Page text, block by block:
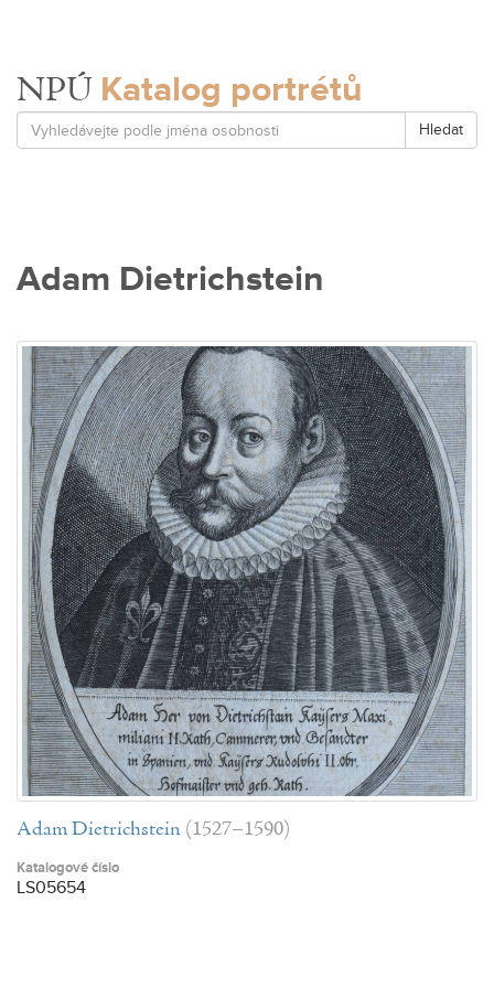
NPÚ Katalog portrétů
Hledat
Adam Dietrichstein
Adam Dietrichstein (1527–1590)
Katalogové číslo
LS05654